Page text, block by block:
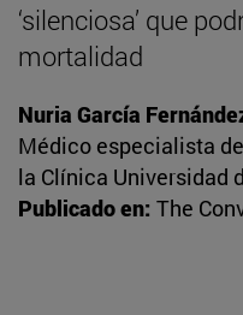
‘silenciosa’ que
mortalidad
Nuria García
Médico especialista
la Clínica Universidad
Publicado en: The